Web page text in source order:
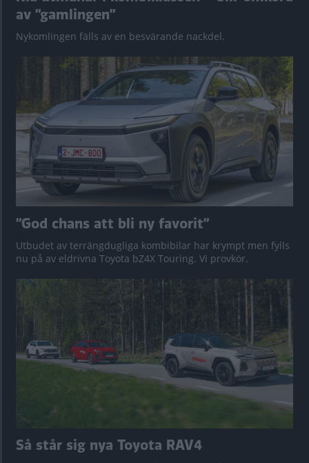
av ”gamlingen”
Nykomlingen fälls av en besvärande nackdel.
”God chans att bli ny favorit”
Utbudet av terrängdugliga kombibilar har krympt men fylls
nu på av eldrivna Toyota bZ4X Touring. Vi provkör.
Så står sig nya Toyota RAV4